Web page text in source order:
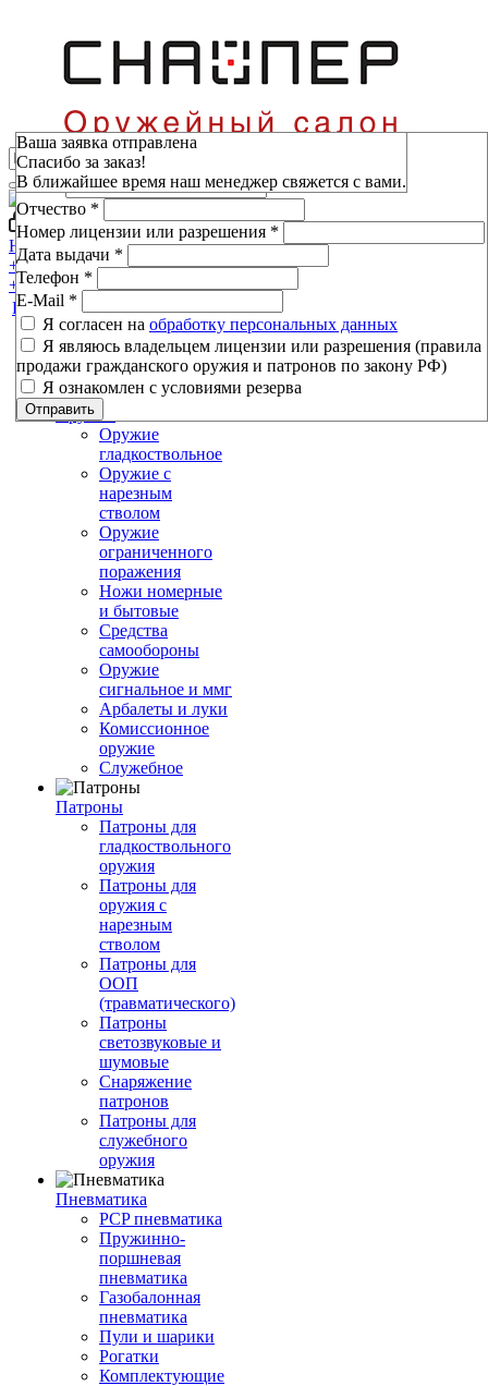
ВойтиМой кабинет
Н.Новгород, пр-т Ленина, 80
+7 (800) 333-16-53
+7 (800) 333-16-53
Каталог
Оружие
Оружие
гладкоствольное
Оружие с
нарезным
стволом
Оружие
ограниченного
поражения
Ножи номерные
и бытовые
Средства
самообороны
Оружие
сигнальное и ммг
Арбалеты и луки
Комиссионное
оружие
Служебное
Патроны
Патроны для
гладкоствольного
оружия
Патроны для
оружия с
нарезным
стволом
Патроны для
ООП
(травматического)
Патроны
светозвуковые и
шумовые
Снаряжение
патронов
Патроны для
служебного
оружия
Пневматика
PCP пневматика
Пружинно-
поршневая
пневматика
Газобалонная
пневматика
Пули и шарики
Рогатки
Комплектующие
Зарезервировать
Фамилия*
Имя*
Отчество *
Номер лицензии или разрешения *
Дата выдачи *
Телефон *
E-Mail *
Я согласен на обработку персональных данных
Я являюсь владельцем лицензии или разрешения (правила
продажи гражданского оружия и патронов по закону РФ)
Я ознакомлен с условиями резерва
Отправить
Ваша заявка отправлена
Спасибо за заказ!
В ближайшее время наш менеджер свяжется с вами.